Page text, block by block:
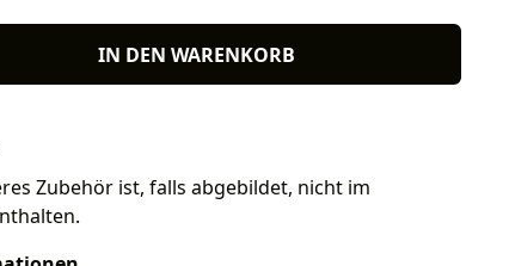
IN DEN WARENKORB
Zubehör ist, falls abgebildet, nicht im